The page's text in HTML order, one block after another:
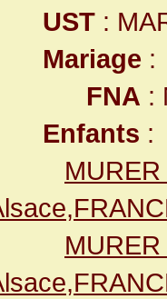
UST :
Mariage :
FNA :
Enfants :